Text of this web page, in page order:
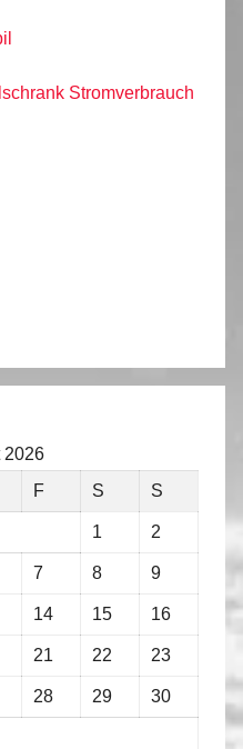
Stromverbrauch
2026
F S S
1 2
7 8 9
14 15 16
21 22 23
28 29 30